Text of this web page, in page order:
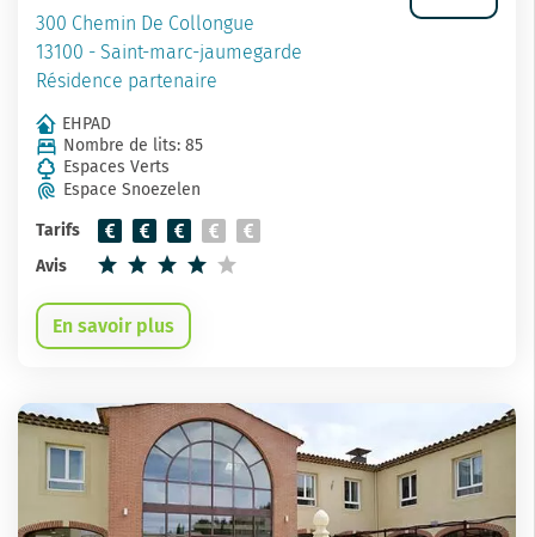
300 Chemin De Collongue
13100 - Saint-marc-jaumegarde
Résidence partenaire
EHPAD
Nombre de lits: 85
Espaces Verts
Espace Snoezelen
Tarifs
Avis
En savoir plus